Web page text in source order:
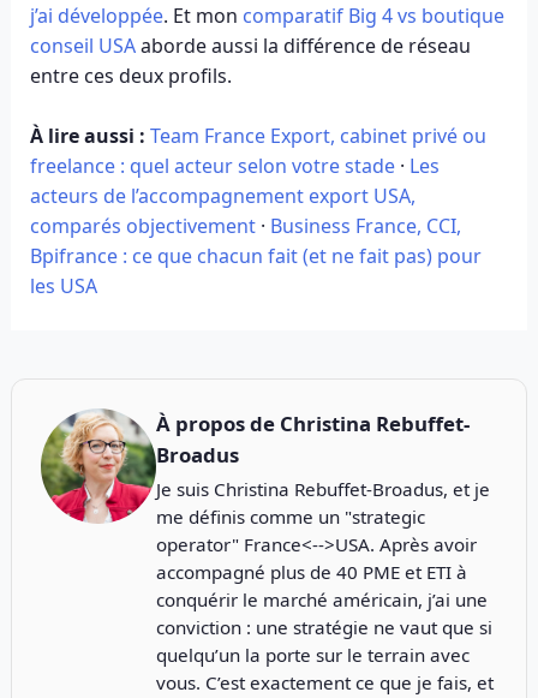
j’ai développée. Et mon comparatif Big 4 vs boutique
conseil USAaborde aussi la différence de réseau
entre ces deux profils.
À lire aussi : Team France Export, cabinet privé ou
freelance : quel acteur selon votre stade· Les
acteurs de l’accompagnement export USA,
comparés objectivement· Business France, CCI,
Bpifrance : ce que chacun fait (et ne fait pas) pour
les USA
À propos de Christina Rebuffet-
Broadus
Je suis Christina Rebuffet-Broadus, et je
me définis comme un "strategic
operator" France<-->USA. Après avoir
accompagné plus de 40 PME et ETI à
conquérir le marché américain, j’ai une
conviction : une stratégie ne vaut que si
quelqu’un la porte sur le terrain avec
vous. C’est exactement ce que je fais, et